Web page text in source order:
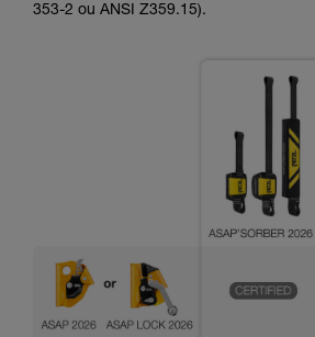
353-2 ou ANSI Z359.15).